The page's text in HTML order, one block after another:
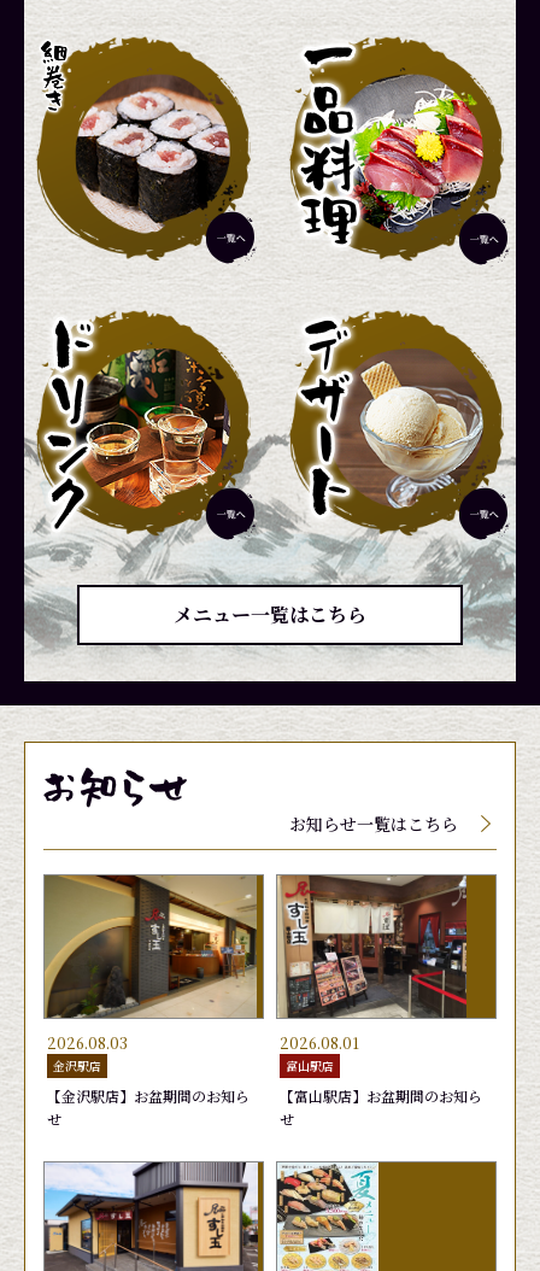
メニュー一覧はこちら
メニューに関しましては、季節、天候によって入
荷していない場合、品質保持の為店頭にて値段が
変動する場合がございます。
165円
メニューに関しましては、季節、天候によって入
荷していない場合、品質保持の為店頭にて値段が
変動する場合がございます。
220円
メニューに関しましては、季節、天候によって入
荷していない場合、品質保持の為店頭にて値段が
変動する場合がございます。
円
165円
お知らせ一覧はこちら
2026.08.03
金沢駅店
【金沢駅店】お盆期間のお知ら
せ
2026.08.01
富山駅店
【富山駅店】お盆期間のお知ら
せ